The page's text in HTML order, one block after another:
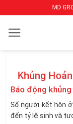
qua
nội
MD
Khủng
Báo động
Số người kết hôn
đến tỷ lệ sinh và